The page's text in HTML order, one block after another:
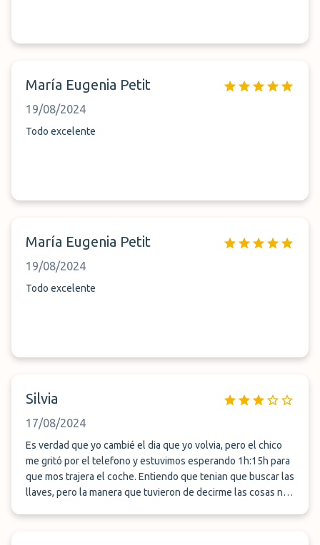
María Eugenia Petit
19/08/2024
Todo excelente
María Eugenia Petit
19/08/2024
Todo excelente
Silvia
17/08/2024
Es verdad que yo cambié el dia que yo volvia, pero el chico
me gritó por el telefono y estuvimos esperando 1h:15h para
que mos trajera el coche. Entiendo que tenian que buscar las
llaves, pero la manera que tuvieron de decirme las cosas no